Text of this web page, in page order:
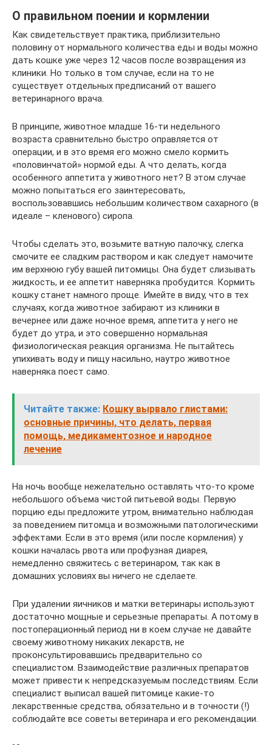
О правильном поении и кормлении
Как свидетельствует практика, приблизительно
половину от нормального количества еды и воды можно
дать кошке уже через 12 часов после возвращения из
клиники. Но только в том случае, если на то не
существует отдельных предписаний от вашего
ветеринарного врача.
В принципе, животное младше 16-ти недельного
возраста сравнительно быстро оправляется от
операции, и в это время его можно смело кормить
«половинчатой» нормой еды. А что делать, когда
особенного аппетита у животного нет? В этом случае
можно попытаться его заинтересовать,
воспользовавшись небольшим количеством сахарного (в
идеале – кленового) сиропа.
Чтобы сделать это, возьмите ватную палочку, слегка
смочите ее сладким раствором и как следует намочите
им верхнюю губу вашей питомицы. Она будет слизывать
жидкость, и ее аппетит наверняка пробудится. Кормить
кошку станет намного проще. Имейте в виду, что в тех
случаях, когда животное забирают из клиники в
вечернее или даже ночное время, аппетита у него не
будет до утра, и это совершенно нормальная
физиологическая реакция организма. Не пытайтесь
упихивать воду и пищу насильно, наутро животное
наверняка поест само.
Читайте также: Кошку вырвало глистами:
основные причины, что делать, первая
помощь, медикаментозное и народное
лечение
На ночь вообще нежелательно оставлять что-то кроме
небольшого объема чистой питьевой воды. Первую
порцию еды предложите утром, внимательно наблюдая
за поведением питомца и возможными патологическими
эффектами. Если в это время (или после кормления) у
кошки началась рвота или профузная диарея,
немедленно свяжитесь с ветеринаром, так как в
домашних условиях вы ничего не сделаете.
При удалении яичников и матки ветеринары используют
достаточно мощные и серьезные препараты. А потому в
постоперационный период ни в коем случае не давайте
своему животному никаких лекарств, не
проконсультировавшись предварительно со
специалистом. Взаимодействие различных препаратов
может привести к непредсказуемым последствиям. Если
специалист выписал вашей питомице какие-то
лекарственные средства, обязательно и в точности (!)
соблюдайте все советы ветеринара и его рекомендации.